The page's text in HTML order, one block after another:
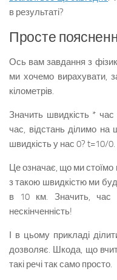
в результаті?
Просте
Ось вам завдання з
ми хочемо вирахувати,
кілометрів.
Значить швидкість *
час, відстань ділимо
швидкість у нас 0? t=10/0.
Це означає, що ми стоїмо
з такою швидкістю ми
в 10 км. Значить,
нескінченність!
І в цьому прикладі
дозволяє. Шкода, що
такі речі так само просто.